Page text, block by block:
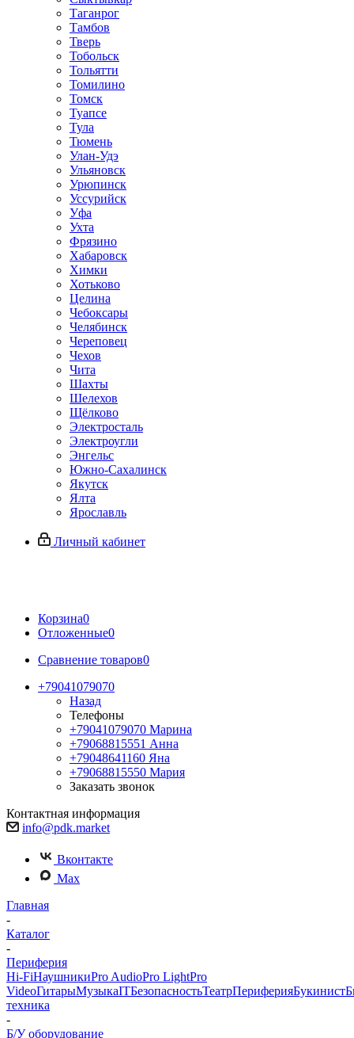
Таганрог
Тамбов
Тверь
Тобольск
Тольятти
Томилино
Томск
Туапсе
Тула
Тюмень
Улан-Удэ
Ульяновск
Урюпинск
Уссурийск
Уфа
Ухта
Фрязино
Хабаровск
Химки
Хотьково
Целина
Чебоксары
Челябинск
Череповец
Чехов
Чита
Шахты
Шелехов
Щёлково
Электросталь
Электроугли
Энгельс
Южно-Сахалинск
Якутск
Ялта
Ярославль
Личный кабинет
Корзина0
Отложенные0
Сравнение товаров0
+79041079070
Назад
Телефоны
+79041079070 Марина
+79068815551 Анна
+79048641160 Яна
+79068815550 Мария
Заказать звонок
Контактная информация
info@pdk.market
Вконтакте
Max
Главная
-
Каталог
-
Периферия
Hi-FiНаушникиPro AudioPro LightPro
VideoГитарыМузыкаITБезопасностьТеатрПериферияБукинист
техника
-
Б/У оборудование